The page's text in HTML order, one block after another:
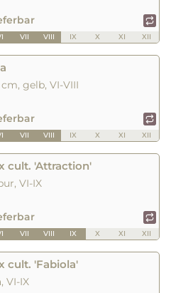
VII VIII IX X XI XII
gelb, VI-VIII
VII VIII IX X XI XII
cult. 'Attraction'
VI-IX
VII VIII IX X XI XII
cult. 'Fabiola'
VI-IX